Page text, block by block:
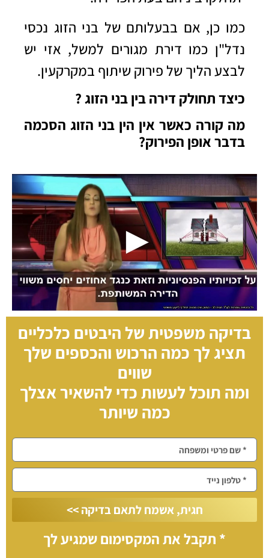
כמו כן, אם בבעלותם של בני הזוג נכסי
נדל"ן כמו דירת מגורים למשל, אזי יש
לבצע הליך של פירוק שיתוף במקרקעין.
כיצד תחולק דירה בין בני הזוג ?
מה קורה כאשר אין הין בני הזוג הסכמה
בדבר אופן הפירוק?
בדיקה משפטית של היבטים כלכליים
תציג לך כמה הרכוש והכספים שלך
שווים
ומה תוכל לעשות כדי להשאיר אצלך
כמה שיותר
חגית, אשמח לתאם בדיקה >>
* תקבל את המקסימום שמגיע לך